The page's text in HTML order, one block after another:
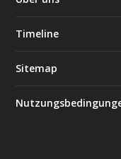
Timeline
Sitemap